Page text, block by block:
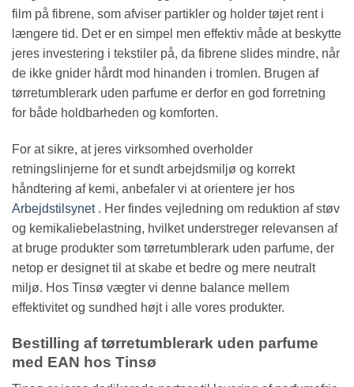
film på fibrene, som afviser partikler og holder tøjet rent i
længere tid. Det er en simpel men effektiv måde at beskytte
jeres investering i tekstiler på, da fibrene slides mindre, når
de ikke gnider hårdt mod hinanden i tromlen. Brugen af
tørretumblerark uden parfume er derfor en god forretning
for både holdbarheden og komforten.
For at sikre, at jeres virksomhed overholder
retningslinjerne for et sundt arbejdsmiljø og korrekt
håndtering af kemi, anbefaler vi at orientere jer hos
Arbejdstilsynet. Her findes vejledning om reduktion af støv
og kemikaliebelastning, hvilket understreger relevansen af
at bruge produkter som tørretumblerark uden parfume, der
netop er designet til at skabe et bedre og mere neutralt
miljø. Hos Tinsø vægter vi denne balance mellem
effektivitet og sundhed højt i alle vores produkter.
Bestilling af tørretumblerark uden parfume
med EAN hos Tinsø